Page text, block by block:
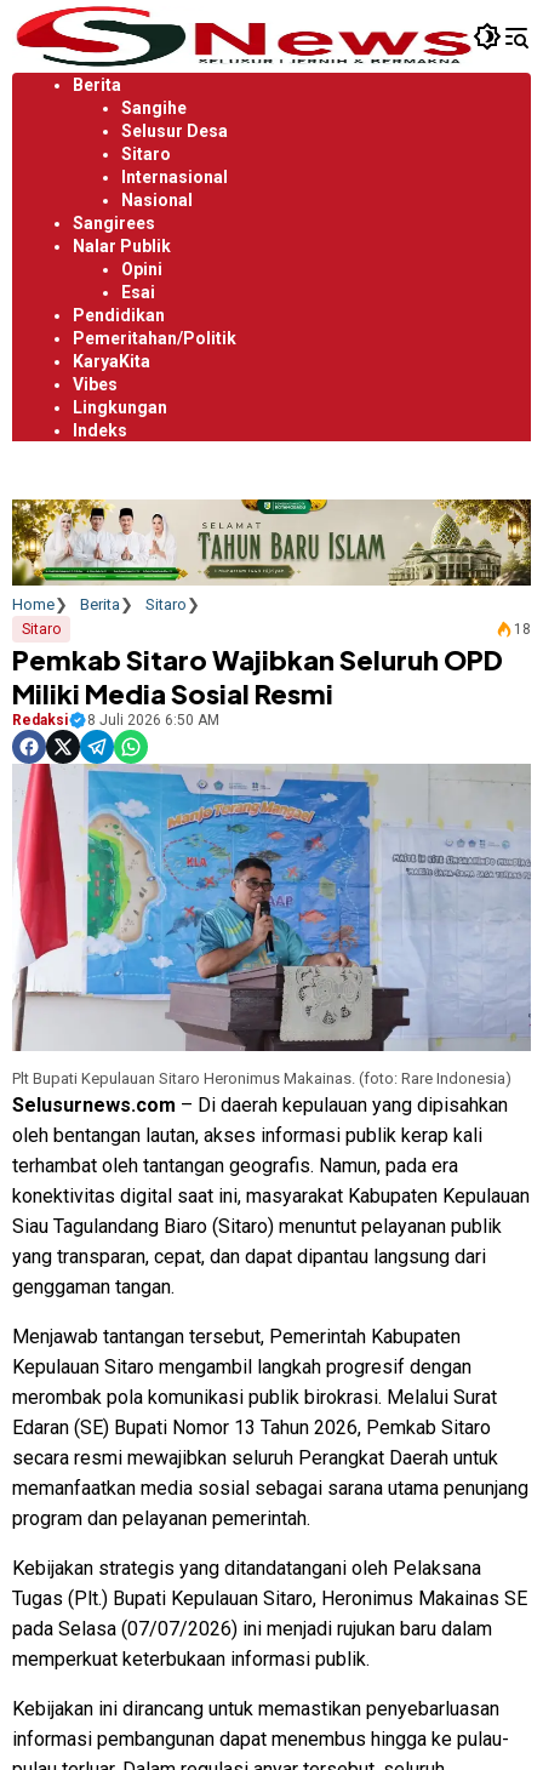
Langsung
ke
konten
Berita
Sangihe
Selusur Desa
Sitaro
Internasional
Nasional
Sangirees
Nalar Publik
Opini
Esai
Pendidikan
Pemeritahan/Politik
KaryaKita
Vibes
Lingkungan
Indeks
Home Berita Sitaro
Sitaro 18
Pemkab Sitaro Wajibkan Seluruh OPD
Miliki Media Sosial Resmi
Redaksi 8 Juli 2026 6:50 AM
Plt Bupati Kepulauan Sitaro Heronimus Makainas. (foto: Rare Indonesia)
Selusurnews.com – Di daerah kepulauan yang dipisahkan
oleh bentangan lautan, akses informasi publik kerap kali
terhambat oleh tantangan geografis. Namun, pada era
konektivitas digital saat ini, masyarakat Kabupaten Kepulauan
Siau Tagulandang Biaro (Sitaro) menuntut pelayanan publik
yang transparan, cepat, dan dapat dipantau langsung dari
genggaman tangan.
Menjawab tantangan tersebut, Pemerintah Kabupaten
Kepulauan Sitaro mengambil langkah progresif dengan
merombak pola komunikasi publik birokrasi. Melalui Surat
Edaran (SE) Bupati Nomor 13 Tahun 2026, Pemkab Sitaro
secara resmi mewajibkan seluruh Perangkat Daerah untuk
memanfaatkan media sosial sebagai sarana utama penunjang
program dan pelayanan pemerintah.
Kebijakan strategis yang ditandatangani oleh Pelaksana
Tugas (Plt.) Bupati Kepulauan Sitaro, Heronimus Makainas SE
pada Selasa (07/07/2026) ini menjadi rujukan baru dalam
memperkuat keterbukaan informasi publik.
Kebijakan ini dirancang untuk memastikan penyebarluasan
informasi pembangunan dapat menembus hingga ke pulau-